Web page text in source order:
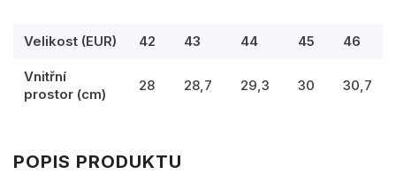
Velikost (EUR) 42 43 44 45 46
Vnitřní
prostor (cm)
28 28,7 29,3 30 30,7
POPIS PRODUKTU